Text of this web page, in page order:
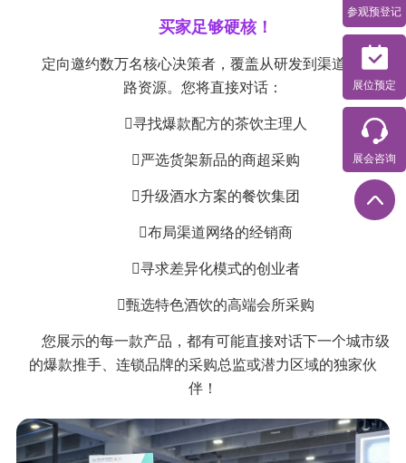
买家足够硬核！
定向邀约数万名核心决策者，覆盖从研发到渠道的全链
路资源。您将直接对话：
寻找爆款配方的茶饮主理人
严选货架新品的商超采购
升级酒水方案的餐饮集团
布局渠道网络的经销商
寻求差异化模式的创业者
甄选特色酒饮的高端会所采购
您展示的每一款产品，都有可能直接对话下一个城市级
的爆款推手、连锁品牌的采购总监或潜力区域的独家伙
伴！
参观预登记
展位预定
展会咨询